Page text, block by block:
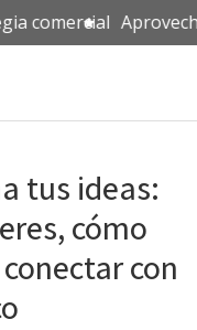
comercial
tus ideas:
cómo
con